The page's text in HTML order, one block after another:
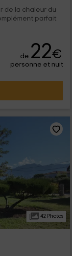
de la chaleur du
parfait
de 22€
personne et nuit
42 Photos